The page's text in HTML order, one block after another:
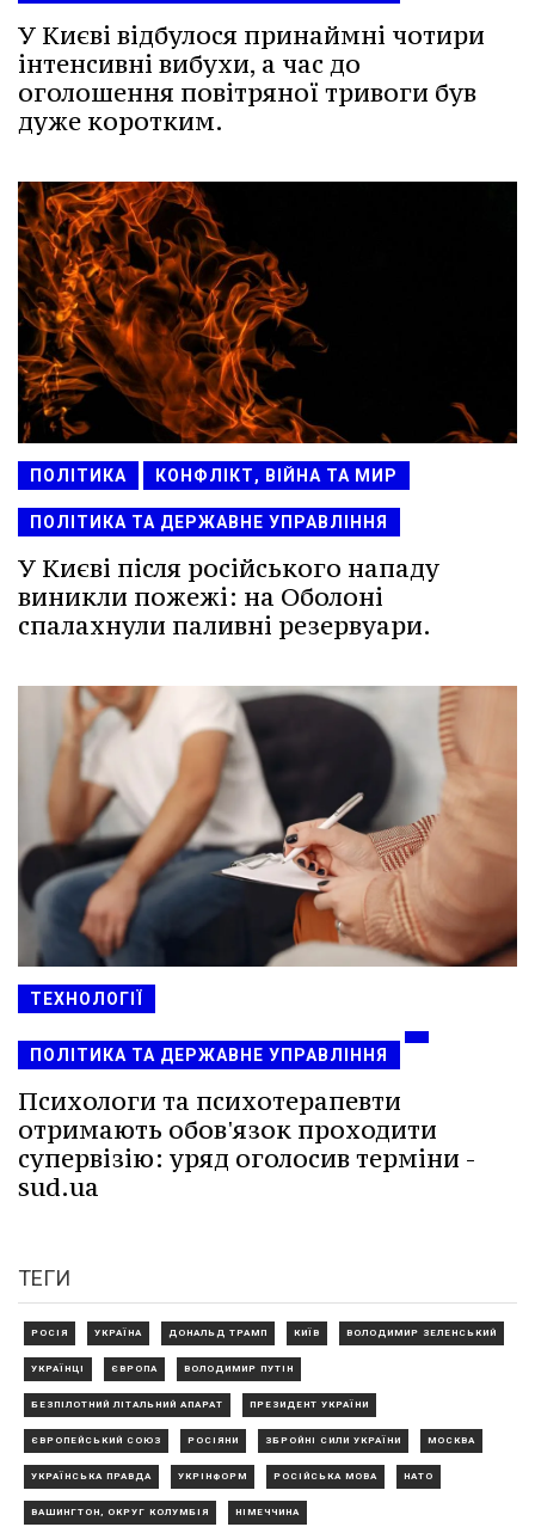
У Києві відбулося принаймні чотири
інтенсивні вибухи, а час до
оголошення повітряної тривоги був
дуже коротким.
ПОЛІТИКА КОНФЛІКТ, ВІЙНА ТА МИР
ПОЛІТИКА ТА ДЕРЖАВНЕ УПРАВЛІННЯ
У Києві після російського нападу
виникли пожежі: на Оболоні
спалахнули паливні резервуари.
ТЕХНОЛОГІЇ
ПОЛІТИКА ТА ДЕРЖАВНЕ УПРАВЛІННЯ
Психологи та психотерапевти
отримають обов'язок проходити
супервізію: уряд оголосив терміни -
sud.ua
ТЕГИ
РОСІЯ УКРАЇНА ДОНАЛЬД ТРАМП КИЇВ ВОЛОДИМИР ЗЕЛЕНСЬКИЙ
УКРАЇНЦІ ЄВРОПА ВОЛОДИМИР ПУТІН
БЕЗПІЛОТНИЙ ЛІТАЛЬНИЙ АПАРАТ ПРЕЗИДЕНТ УКРАЇНИ
ЄВРОПЕЙСЬКИЙ СОЮЗ РОСІЯНИ ЗБРОЙНІ СИЛИ УКРАЇНИ МОСКВА
УКРАЇНСЬКА ПРАВДА УКРІНФОРМ РОСІЙСЬКА МОВА НАТО
ВАШИНГТОН, ОКРУГ КОЛУМБІЯ НІМЕЧЧИНА